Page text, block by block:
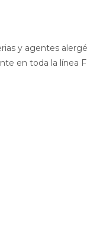
y agentes
en toda la línea